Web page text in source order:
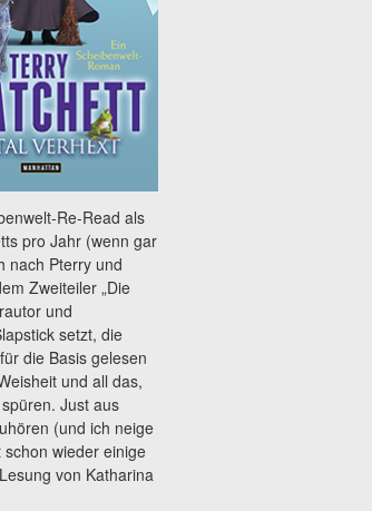
Re-Read als
pro Jahr (wenn gar
nach Pterry und
Zweiteiler „Die
und
setzt, die
die Basis gelesen
und all das,
Just aus
(und ich neige
wieder einige
von Katharina